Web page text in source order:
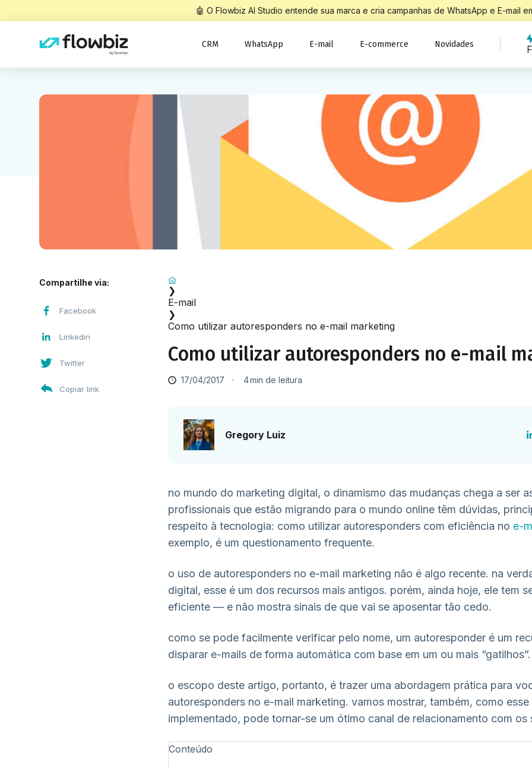
🤖 O Flowbiz AI Studio entende sua marca e cria campanhas de WhatsApp e E-mail
CRM WhatsApp E-mail E-commerce Novidades
Compartilhe via:
Facebook
Linkedin
Twitter
Copiar link
Início
❯
E-mail
❯
Como utilizar autoresponders no e-mail marketing
Como utilizar autoresponders no e-mail
17/04/2017 4min de leitura
Gregory Luiz
no mundo do marketing digital, o dinamismo das mudanças chega a ser
profissionais que estão migrando para o mundo online têm dúvidas,
respeito à tecnologia: como utilizar autoresponders com eficiência no e-
exemplo, é um questionamento frequente.
o uso de autoresponders no e-mail marketing não é algo recente. na
digital, esse é um dos recursos mais antigos. porém, ainda hoje, ele tem
eficiente — e não mostra sinais de que vai se aposentar tão cedo.
como se pode facilmente verificar pelo nome, um autoresponder é um
disparar e-mails de forma automática com base em um ou mais “gatilhos”.
o escopo deste artigo, portanto, é trazer uma abordagem prática para
autoresponders no e-mail marketing. vamos mostrar, também, como
implementado, pode tornar-se um ótimo canal de relacionamento com os
Conteúdo